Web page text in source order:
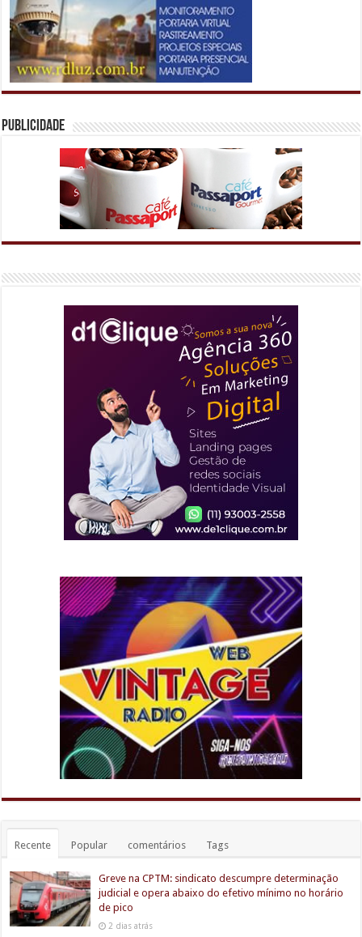
Publicidade
Recente Popular comentários Tags
Greve na CPTM: sindicato descumpre determinação
judicial e opera abaixo do efetivo mínimo no horário
de pico
2 dias atrás